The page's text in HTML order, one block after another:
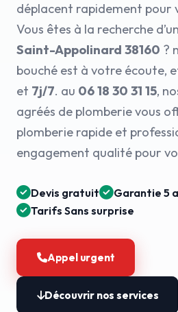
déplacent rapidement pour
Vous êtes à la recherche
Saint-Appolinard 38160 ?
bouché est à votre écoute,
et 7j/7. au 06 18 30 31 15,
agréés de plomberie vous
plomberie rapide et
engagement qualité pour
Devis gratuit
Garantie 5
Tarifs Sans surprise
Appel urgent
Découvrir nos services